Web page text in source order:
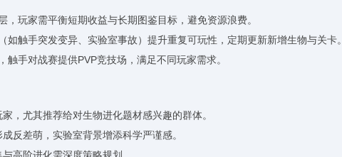
玩家需平衡短期收益与长期图鉴目标，避免资源浪费。
触手突发变异、实验室事故）提升重复可玩性，定期更新新增生物与关卡。
手对战赛提供PVP竞技场，满足不同玩家需求。
，尤其推荐给对生物进化题材感兴趣的群体。
反差萌，实验室背景增添科学严谨感。